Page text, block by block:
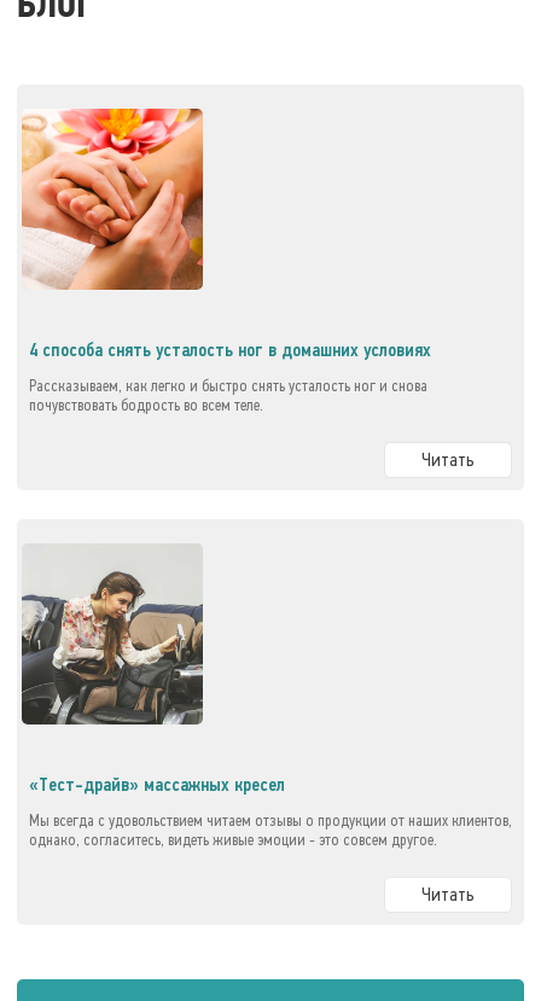
БЛОГ
4 способа снять усталость ног в домашних условиях
Рассказываем, как легко и быстро снять усталость ног и снова
почувствовать бодрость во всем теле.
Читать
«Тест-драйв» массажных кресел
Мы всегда с удовольствием читаем отзывы о продукции от наших клиентов,
однако, согласитесь, видеть живые эмоции - это совсем другое.
Читать